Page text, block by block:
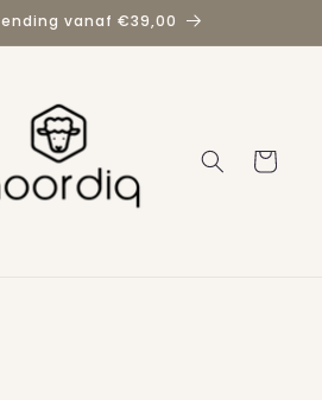
vanaf €39,00
Winkelwagen